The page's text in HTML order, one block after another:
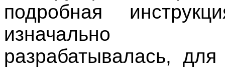
подробная
разрабатывалась,